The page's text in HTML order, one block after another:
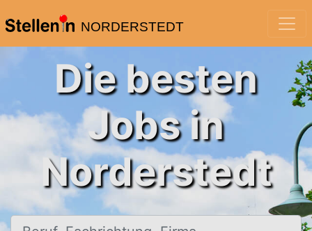
NORDERSTEDT
Die besten
Jobs in
Norderstedt
Beruf, Fachrichtung, Firma